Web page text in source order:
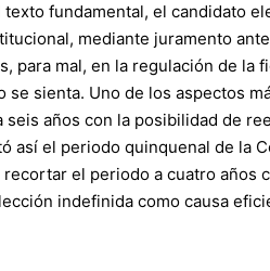
fundamental, el candidato
mediante juramento
para mal, en la regulación de la
se sienta. Uno de los aspectos
años con la posibilidad de
así el periodo quinquenal de la
el periodo a cuatro años
indefinida como causa